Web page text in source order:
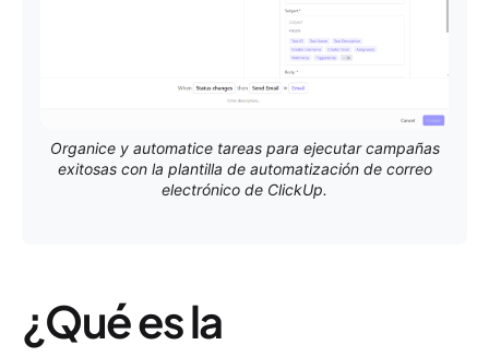
Organice y automatice tareas para ejecutar campañas
exitosas con la plantilla de automatización de correo
electrónico de ClickUp.
¿Qué es la